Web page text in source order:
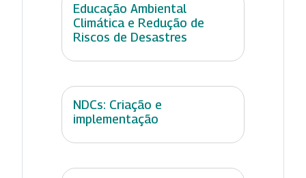
Educação Ambiental
Climática e Redução de
Riscos de Desastres
NDCs: Criação e
implementação